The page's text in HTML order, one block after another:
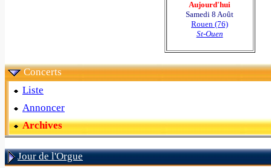
Aujourd'hui
Samedi 8 Août
Rouen (76)
St-Ouen
Concerts
Liste
Annoncer
Archives
Jour de l'Orgue